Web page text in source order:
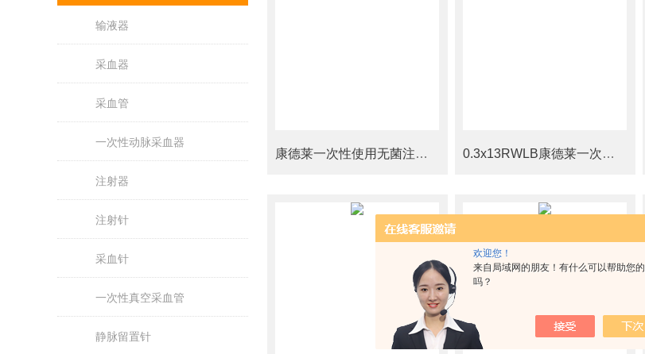
欢迎您！
来自局域网的朋友！有什么可以帮助您的
吗？
输液器
采血器
采血管
一次性动脉采血器
注射器
注射针
采血针
一次性真空采血管
静脉留置针
康德莱一次性使用无菌注射针0.9x38TWLB 0.3x13RWLB康德莱一次性使用无菌注射针 国产代替进口